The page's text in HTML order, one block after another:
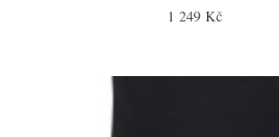
1 249 Kč